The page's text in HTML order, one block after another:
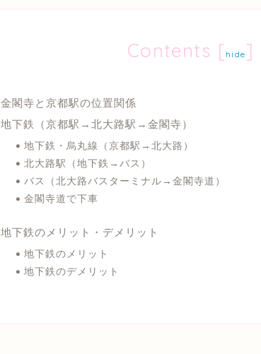
Contents [ hide]
金閣寺と京都駅の位置関係
地下鉄（京都駅→北大路駅→金閣寺）
地下鉄・烏丸線（京都駅→北大路）
北大路駅（地下鉄→バス）
バス（北大路バスターミナル→金閣寺道）
金閣寺道で下車
地下鉄のメリット・デメリット
地下鉄のメリット
地下鉄のデメリット